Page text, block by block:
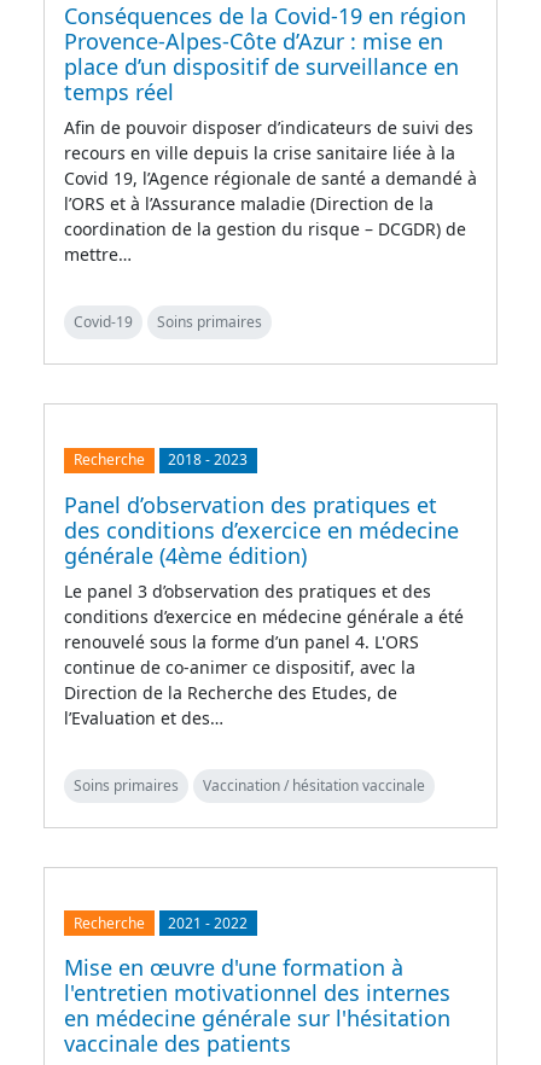
Conséquences de la Covid-19 en région
Provence-Alpes-Côte d’Azur : mise en
place d’un dispositif de surveillance en
temps réel
Afin de pouvoir disposer d’indicateurs de suivi des
recours en ville depuis la crise sanitaire liée à la
Covid 19, l’Agence régionale de santé a demandé à
l’ORS et à l’Assurance maladie (Direction de la
coordination de la gestion du risque – DCGDR) de
mettre…
Covid-19 Soins primaires
Recherche 2018-2023
Panel d’observation des pratiques et
des conditions d’exercice en médecine
générale (4ème édition)
Le panel 3 d’observation des pratiques et des
conditions d’exercice en médecine générale a été
renouvelé sous la forme d’un panel 4. L'ORS
continue de co-animer ce dispositif, avec la
Direction de la Recherche des Etudes, de
l’Evaluation et des…
Soins primaires Vaccination / hésitation vaccinale
Recherche 2021 -2022
Mise en œuvre d'une formation à
l'entretien motivationnel des internes
en médecine générale sur l'hésitation
vaccinale des patients